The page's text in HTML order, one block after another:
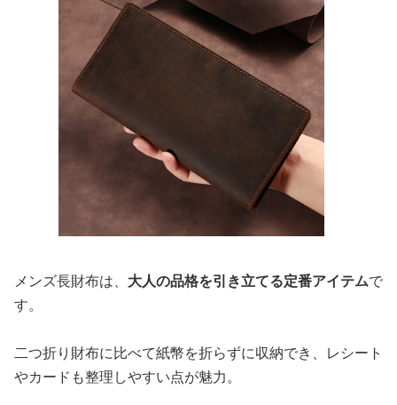
メンズ長財布は、 大人の品格を引き立てる定番アイテムで
す。
二つ折り財布に比べて紙幣を折らずに収納でき、レシート
やカードも整理しやすい点が魅力。